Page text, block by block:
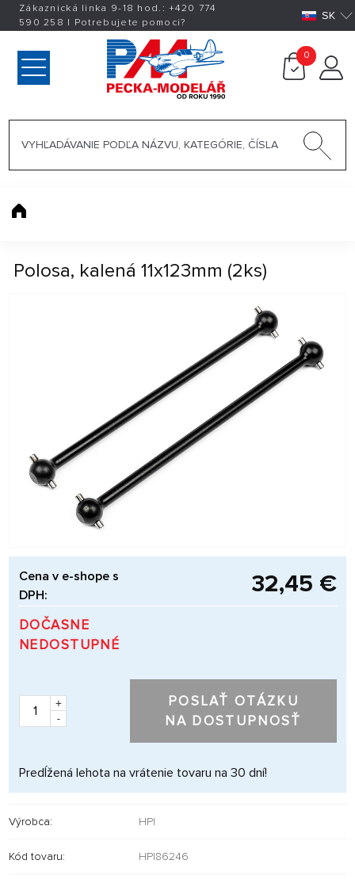
Zákaznická linka 9-18 hod.:+420 774
590 258 | Potrebujete pomoci? SK
0
Polosa, kalená 11x123mm (2ks)
Cena v e-shope s
DPH:
32,45 €
DOČASNE
NEDOSTUPNÉ
+
-
POSLAŤ OTÁZKU
NA DOSTUPNOSŤ
Predĺžená lehota na vrátenie tovaru na 30 dní!
Výrobca: HPI
Kód tovaru: HPI86246